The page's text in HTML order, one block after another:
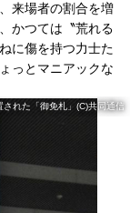
来場者の割合を増
かつては〝荒れる
に傷を持つ力士た
っとマニアックな
れた「御免札」(C)共同通信